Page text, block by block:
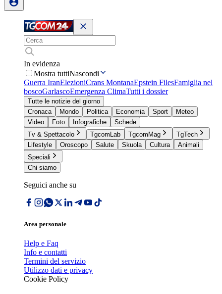
In evidenza
Mostra tuttiNascondi
Guerra IranElezioniCrans MontanaEpstein FilesFamiglia nel
boscoGarlascoEmergenza ClimaTutti i dossier
Tutte le notizie del giorno
Cronaca
Mondo Politica Economia Sport
Meteo
Video
Foto Infografiche
Schede
Tv & Spettacolo
TgcomLab TgcomMag
TgTech
Lifestyle
Oroscopo Salute Skuola Cultura
Animali
Speciali
Chi siamo
Seguici anche su
Area personale
Help e Faq
Info e contatti
Termini del servizio
Utilizzo dati e privacy
Cookie Policy